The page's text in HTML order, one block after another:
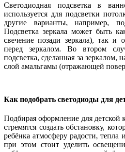
Светодиодная подсветка в
используется для подсветки
другие варианты, например,
Подсветка зеркала может быть
свечение позади зеркала), так и
перед зеркалом. Во втором
подсветка, сделанная за зеркалом,
слой амальгамы (отражающей
Как подобрать светодиоды для
Подбирая оформление для детской
стремятся создать обстановку,
ребёнка атмосферу радости,
при этом стоит уделить